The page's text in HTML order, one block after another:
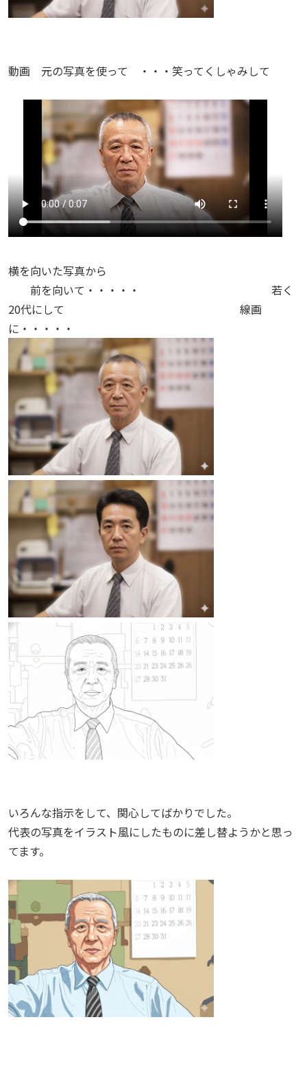
動画 元の写真を使って ・・・笑ってくしゃみして
横を向いた写真から
前を向いて・・・・・ 若く
20代にして 線画
に・・・・・
いろんな指示をして、関心してばかりでした。
代表の写真をイラスト風にしたものに差し替ようかと思っ
てます。